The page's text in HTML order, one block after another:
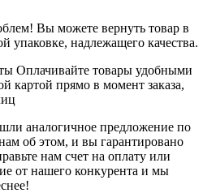
Вы можете вернуть товар в
упаковке, надлежащего качества.
Оплачивайте товары удобными
картой прямо в момент заказа,
аналогичное предложение по
об этом, и вы гарантировано
нам счет на оплату или
от нашего конкурента и мы